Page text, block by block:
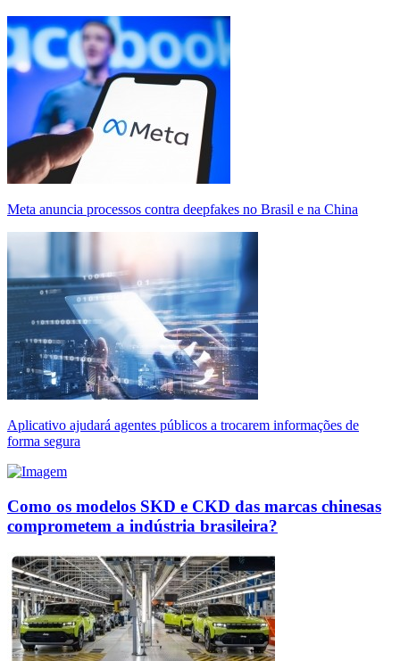
Meta anuncia processos contra deepfakes no Brasil e na China
Aplicativo ajudará agentes públicos a trocarem informações de
forma segura
Como os modelos SKD e CKD das marcas chinesas
comprometem a indústria brasileira?